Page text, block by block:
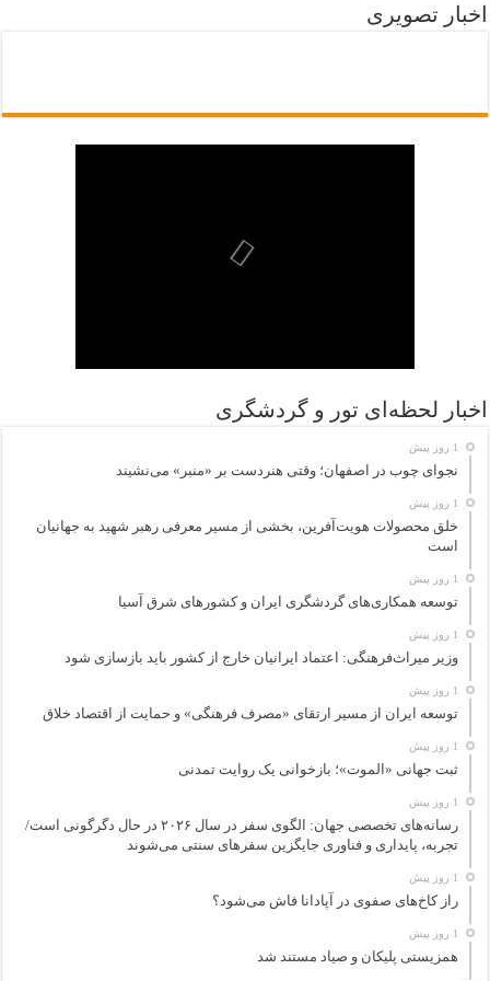
اخبار تصویری
اخبار لحظه‌ای تور و گردشگری
1 روز پیش
نجوای چوب در اصفهان؛ وقتی هنردست بر «منبر» می‌نشیند
1 روز پیش
خلق محصولات هویت‌آفرین، بخشی از مسیر معرفی رهبر شهید به جهانیان
است
1 روز پیش
توسعه همکاری‌های گردشگری ایران و کشورهای شرق آسیا
1 روز پیش
وزیر میراث‌فرهنگی: اعتماد ایرانیان خارج از کشور باید بازسازی شود
1 روز پیش
توسعه ایران از مسیر ارتقای «مصرف فرهنگی» و حمایت از اقتصاد خلاق
1 روز پیش
ثبت جهانی «الموت»؛ بازخوانی یک روایت تمدنی
1 روز پیش
رسانه‌های تخصصی جهان: الگوی سفر در سال ۲۰۲۶ در حال دگرگونی است/
تجربه، پایداری و فناوری جایگزین سفرهای سنتی می‌شوند
1 روز پیش
راز کاخ‌های صفوی در آپادانا فاش می‌شود؟
1 روز پیش
همزیستی پلیکان و صیاد مستند شد